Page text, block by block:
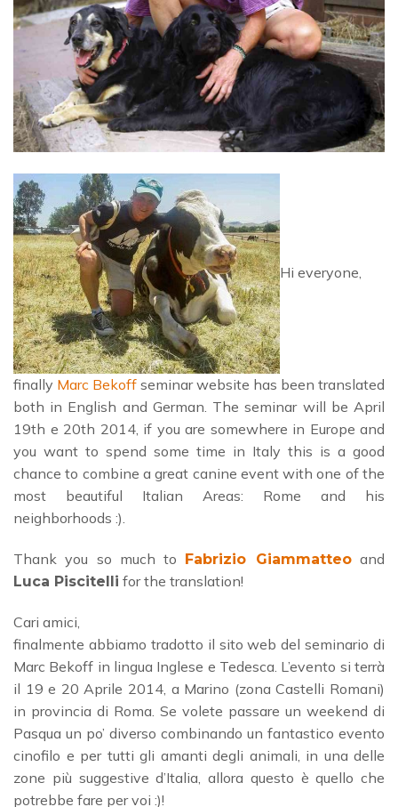
Hi everyone,
finally Marc Bekoff seminar website has been translated
both in English and German. The seminar will be April
19th e 20th 2014, if you are somewhere in Europe and
you want to spend some time in Italy this is a good
chance to combine a great canine event with one of the
most beautiful Italian Areas: Rome and his
neighborhoods :).
Thank you so much to Fabrizio Giammatteoand
Luca Piscitelli for the translation!
Cari amici,
finalmente abbiamo tradotto il sito web del seminario di
Marc Bekoff in lingua Inglese e Tedesca. L’evento si terrà
il 19 e 20 Aprile 2014, a Marino (zona Castelli Romani)
in provincia di Roma. Se volete passare un weekend di
Pasqua un po’ diverso combinando un fantastico evento
cinofilo e per tutti gli amanti degli animali, in una delle
zone più suggestive d’Italia, allora questo è quello che
potrebbe fare per voi :)!